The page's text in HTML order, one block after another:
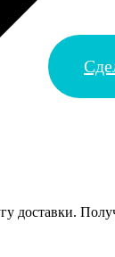
доставки.